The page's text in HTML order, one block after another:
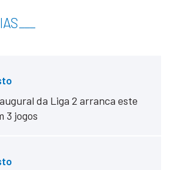
da Liga 2 arranca este
3 jogos